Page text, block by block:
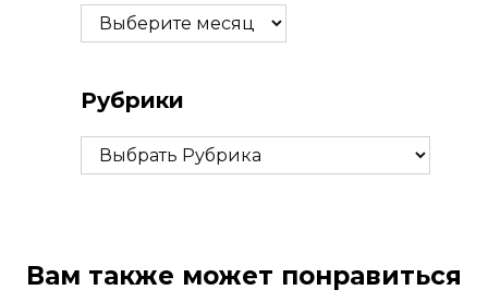
Архивы
Рубрики
Рубрики
Вам также может понравиться